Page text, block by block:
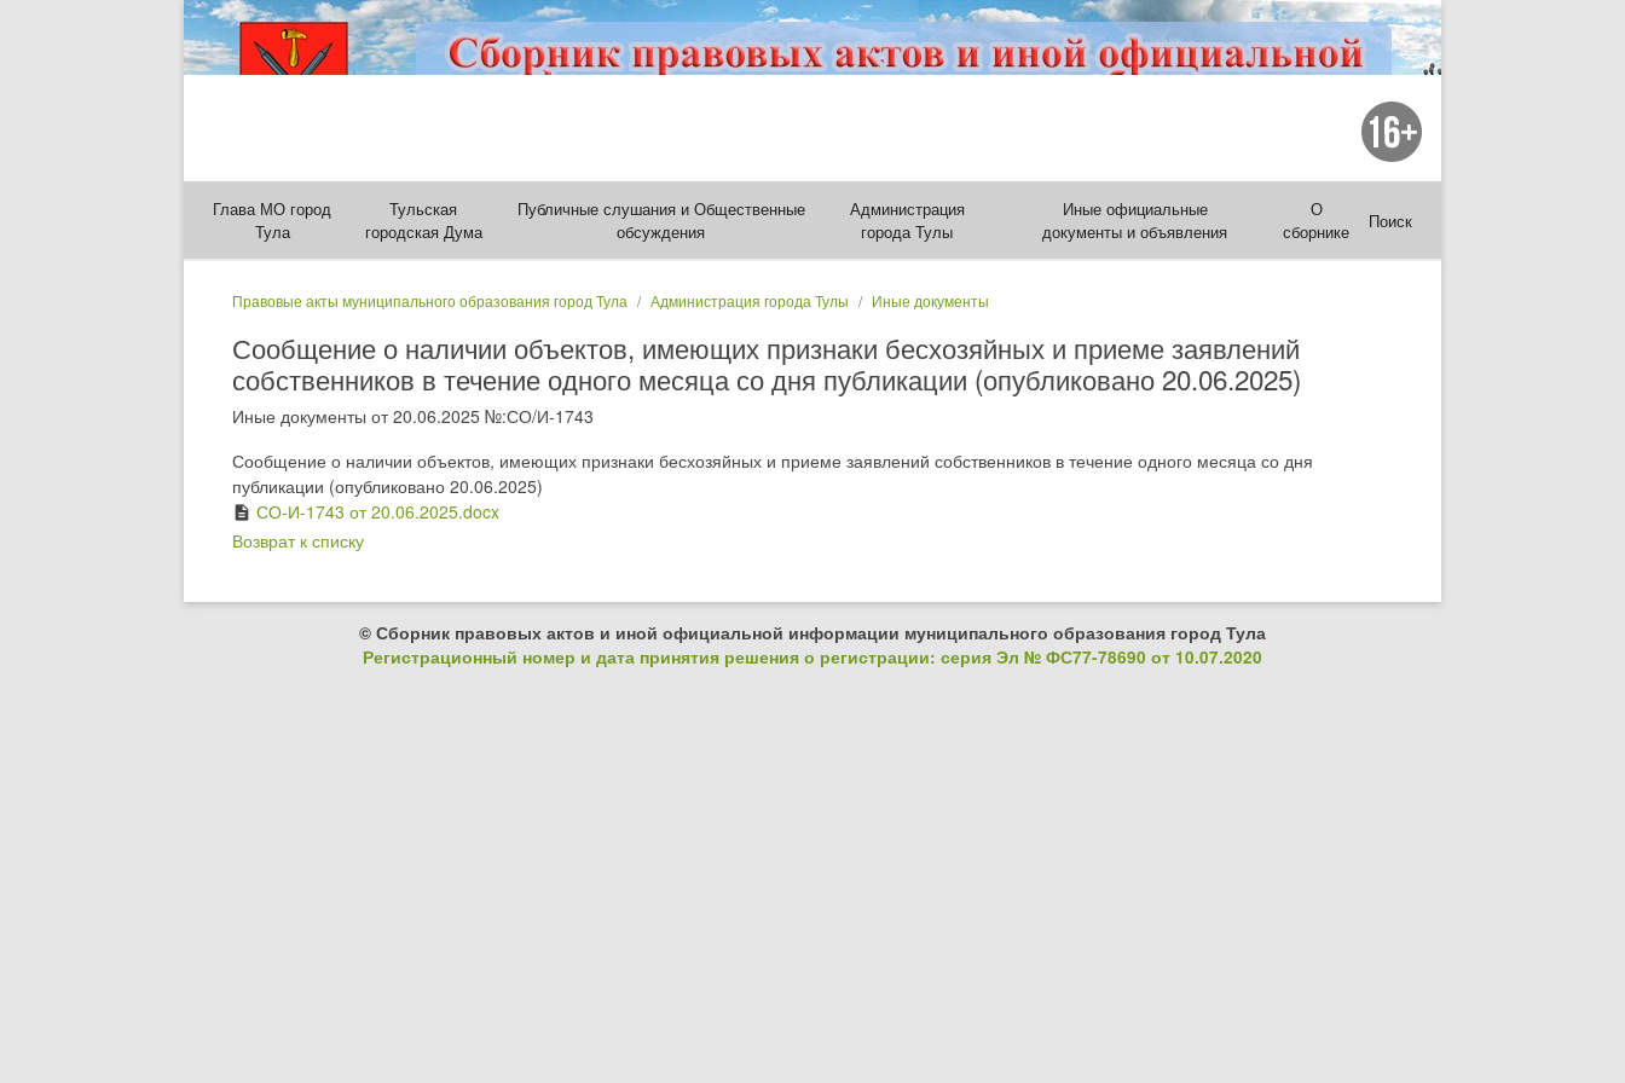
Глава МО город
Тула
Тульская
городская Дума
Публичные слушания и Общественные
обсуждения
Администрация
города Тулы
Иные официальные
документы и объявления
О
сборнике
Поиск
Правовые акты муниципального образования город Тула Администрация города Тулы Иные документы
Сообщение о наличии объектов, имеющих признаки бесхозяйных и приеме заявлений
собственников в течение одного месяца со дня публикации (опубликовано 20.06.2025)
Иные документы от 20.06.2025 №:СО/И-1743
Сообщение о наличии объектов, имеющих признаки бесхозяйных и приеме заявлений собственников в течение одного месяца со дня
публикации (опубликовано 20.06.2025)
description СО-И-1743 от 20.06.2025.docx
Возврат к списку
© Сборник правовых актов и иной официальной информации муниципального образования город Тула
Регистрационный номер и дата принятия решения о регистрации: серия Эл № ФС77-78690 от 10.07.2020